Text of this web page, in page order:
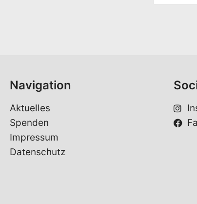
r
Navigation
Aktuelles
Spenden
Impressum
Datenschutz